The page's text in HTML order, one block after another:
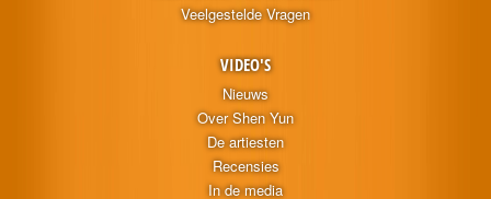
Veelgestelde Vragen
VIDEO'S
Nieuws
Over Shen Yun
De artiesten
Recensies
In de media